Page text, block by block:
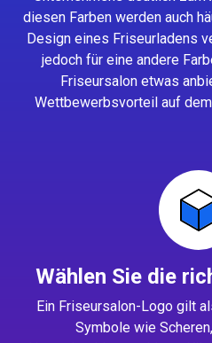
diesen Farben werden auch
Design eines Friseurladens
jedoch für eine andere
Friseursalon etwas
Wettbewerbsvorteil auf
Wählen Sie die
Ein Friseursalon-Logo gilt
Symbole wie